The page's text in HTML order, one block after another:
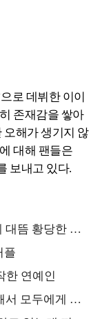
로 데뷔한 이이
존재감을 쌓아
오해가 생기지 않
대해 팬들은
보내고 있다.
대뜸 황당한 요
플
한 연예인
서 모두에게 의